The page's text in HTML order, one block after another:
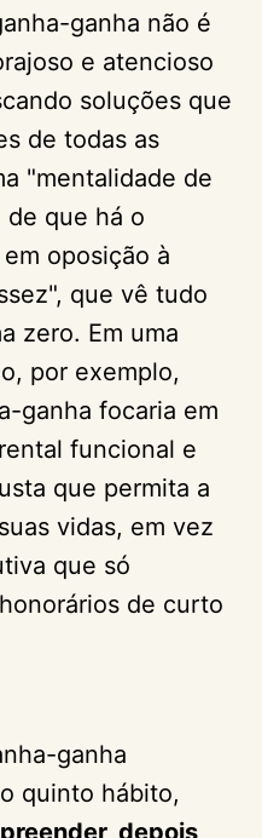
ganha não é
e atencioso
soluções que
de todas as
"mentalidade de
de que há o
oposição à
que vê tudo
zero. Em uma
por exemplo,
ganha focaria em
funcional e
que permita a
vidas, em vez
que só
de curto
ganha
quinto hábito,
depois